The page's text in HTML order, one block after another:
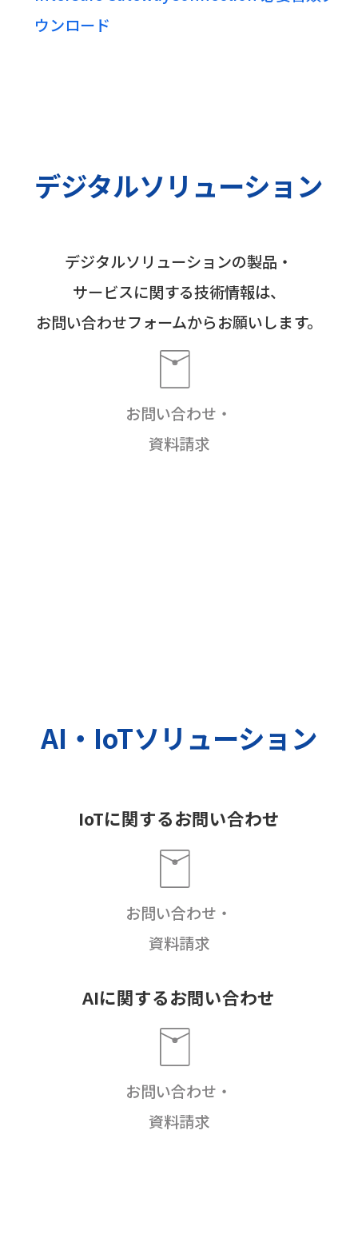
ウンロード
デジタルソリューション
デジタルソリューションの製品・
サービスに関する技術情報は、
お問い合わせフォームからお願いします。
お問い合わせ・
資料請求
AI・IoTソリューション
IoTに関するお問い合わせ
お問い合わせ・
資料請求
AIに関するお問い合わせ
お問い合わせ・
資料請求